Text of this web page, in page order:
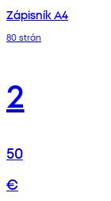
Zápisník A4
80 strán
2
50
€